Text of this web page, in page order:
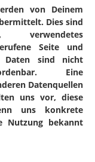
von Deinem
Dies sind
verwendetes
Seite und
Daten sind nicht
Eine
Datenquellen
uns vor, diese
uns konkrete
Nutzung bekannt